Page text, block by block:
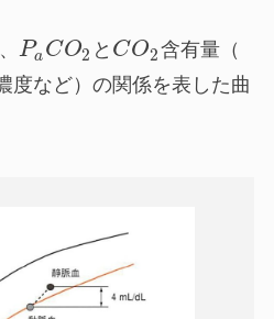
Pa CO2 と CO2含有量（
度など）の関係を表した曲